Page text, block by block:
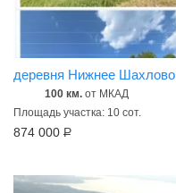
деревня Нижнее Шахлово
100 км. от МКАД
Площадь участка: 10 сот.
874 000 Р